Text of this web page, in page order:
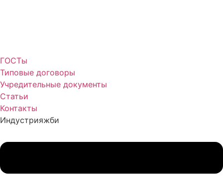
ГОСТы
Типовые договоры
Учредительные документы
Статьи
Контакты
Индустрияжби